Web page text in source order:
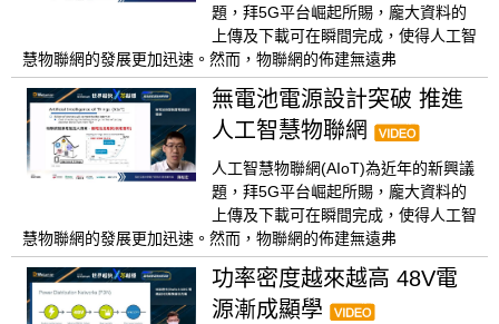
題，拜5G平台崛起所賜，龐大資料的
上傳及下載可在瞬間完成，使得人工智
慧物聯網的發展更加迅速。然而，物聯網的佈建無遠弗
無電池電源設計突破 推進
人工智慧物聯網
人工智慧物聯網(AIoT)為近年的新興議
題，拜5G平台崛起所賜，龐大資料的
上傳及下載可在瞬間完成，使得人工智
慧物聯網的發展更加迅速。然而，物聯網的佈建無遠弗
功率密度越來越高 48V電
源漸成顯學